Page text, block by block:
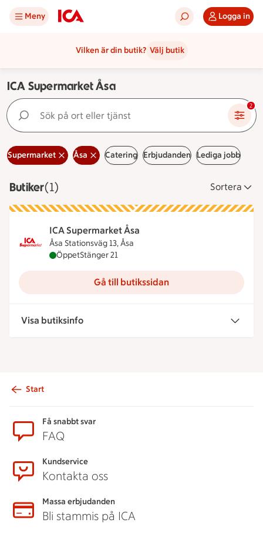
Meny Logga in
Vilken är din butik? Välj butik
ICA Supermarket Åsa
Sök på ort eller tjänst 2
Supermarket Åsa Catering Erbjudanden Lediga jobb
ButikerVisar 1 stycken
(1) Sortera
ICA Supermarket Åsa
Åsa Stationsväg 13, Åsa
ICA Supermarket Åsa är öppen nu, stänger
ÖppetStänger 21
Gå till butikssidan
Visa butiksinfo
Start
Få snabbt svar
FAQ
Kundservice
Kontakta oss
Massa erbjudanden
Bli stammis på ICA